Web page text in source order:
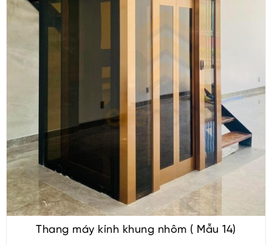
Thang máy kính khung nhôm ( Mẫu 14)